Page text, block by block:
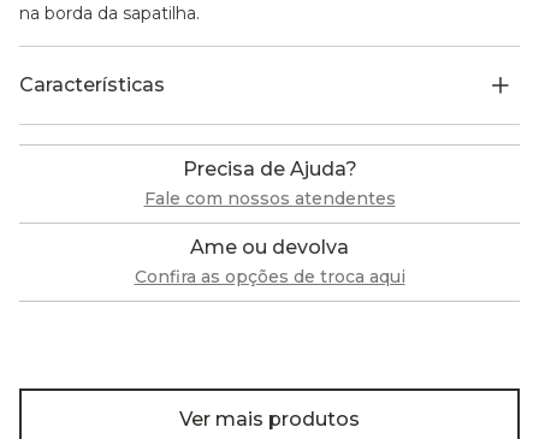
na borda da sapatilha.
Características
Precisa de Ajuda?
Fale com nossos atendentes
Ame ou devolva
Confira as opções de troca aqui
Ver mais produtos